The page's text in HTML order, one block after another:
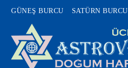
GÜNEŞ BURCU SATÜRN BURCU